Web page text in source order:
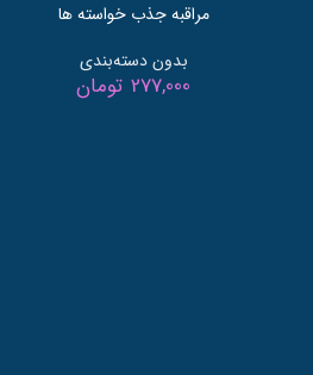
مراقبه جذب خواسته ها
بدون دسته‌بندی
277,000 تومان